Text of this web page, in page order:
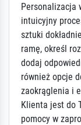
Personalizacja
intuicyjny
sztuki
ramę, określ
dodaj
również opcje
zaokrąglenia i
Klienta jest do
pomocy w